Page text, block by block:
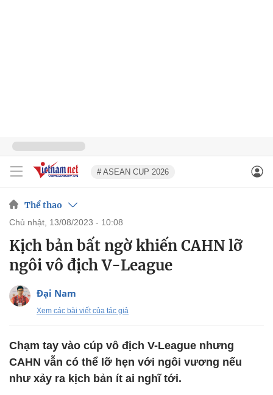
# ASEAN CUP 2026
Thể thao
chủ nhật, 13/08/2023 - 10:08
Kịch bản bất ngờ khiến CAHN lỡ
ngôi vô địch V-League
Đại Nam
Xem các bài viết của tác giả
Chạm tay vào cúp vô địch V-League nhưng
CAHN vẫn có thể lỡ hẹn với ngôi vương nếu
như xảy ra kịch bản ít ai nghĩ tới.